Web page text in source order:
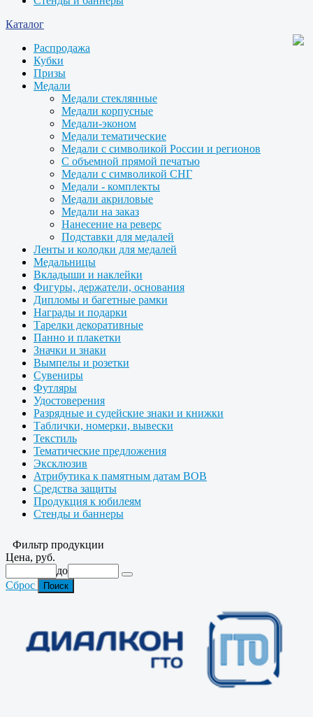
Каталог
Распродажа
Кубки
Призы
Медали
Медали стеклянные
Медали корпусные
Медали-эконом
Медали тематические
Медали с символикой России и регионов
С объемной прямой печатью
Медали с символикой СНГ
Медали - комплекты
Медали акриловые
Медали на заказ
Нанесение на реверс
Подставки для медалей
Ленты и колодки для медалей
Медальницы
Вкладыши и наклейки
Фигуры, держатели, основания
Дипломы и багетные рамки
Награды и подарки
Тарелки декоративные
Панно и плакетки
Значки и знаки
Вымпелы и розетки
Сувениры
Футляры
Удостоверения
Разрядные и судейские знаки и книжки
Таблички, номерки, вывески
Текстиль
Тематические предложения
Эксклюзив
Атрибутика к памятным датам ВОВ
Средства защиты
Продукция к юбилеям
Стенды и баннеры
Фильтр продукции
Цена, руб.
до
Сброс